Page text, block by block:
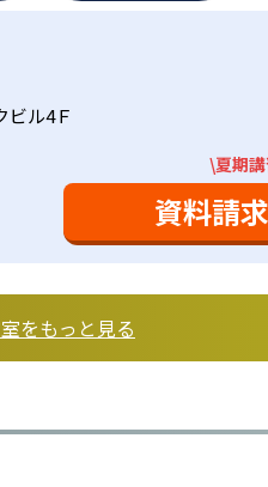
ビル4Ｆ
\夏期
資料請
をもっと見る